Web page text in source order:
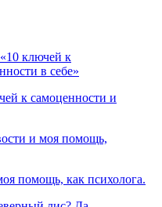
к самоценности и
помощь, как психолога.